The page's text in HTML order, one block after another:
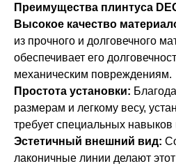
Преимущества плинтуса
Высокое качество
из прочного и долговечного
обеспечивает его
механическим повреждениям.
Простота установки:
размерам и легкому весу,
требует специальных навыков
Эстетичный внешний вид:
лаконичные линии делают